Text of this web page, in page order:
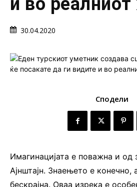
30.04.2020
Сподели
Имагинацијата е поважна и од
Ајнштајн. Знаењето е конечно,
бескрајна. Оваа изрека е